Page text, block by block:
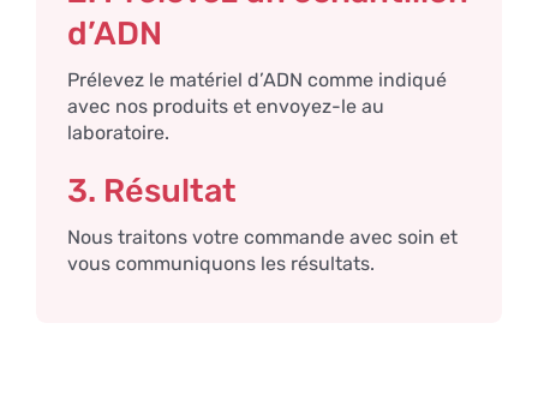
d’ADN
Prélevez le matériel d’ADN comme indiqué
avec nos produits et envoyez-le au
laboratoire.
3. Résultat
Nous traitons votre commande avec soin et
vous communiquons les résultats.